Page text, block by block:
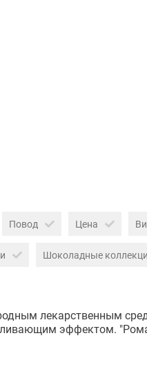
Повод Цена
Шоколадные
лекарственным
эффектом.